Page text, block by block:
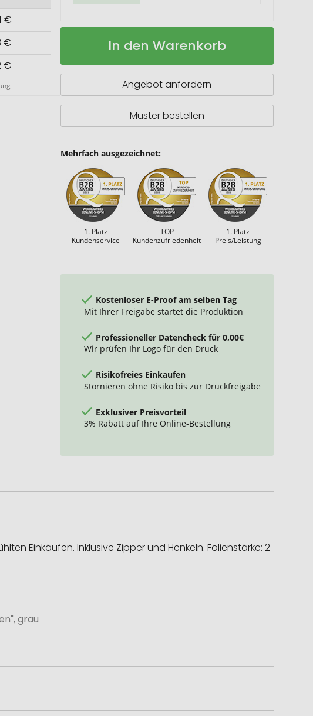
€
€
€
Kühltasche
Auf
In den Warenkorb
Angebot anfordern
Muster bestellen
Mehrfach ausgezeichnet:
1. Platz
Kundenservice
TOP
Kundenzufriedenheit
1. Platz
Preis/Leistung
Kostenloser E-Proof am selben Tag
Mit Ihrer Freigabe startet die Produktion
Professioneller Datencheck für 0,00€
Wir prüfen Ihr Logo für den Druck
Risikofreies Einkaufen
Stornieren ohne Risiko bis zur Druckfreigabe
Exklusiver Preisvorteil
3% Rabatt auf Ihre Online-Bestellung
Einkäufen. Inklusive Zipper und Henkeln. Folienstärke: 2
grau